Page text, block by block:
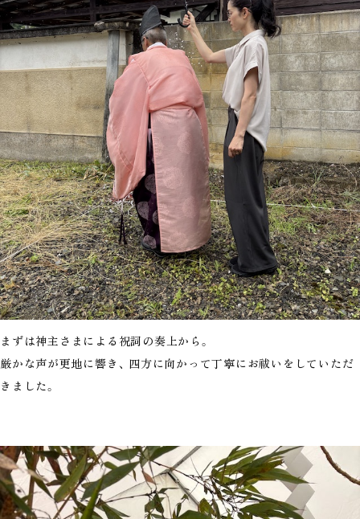
まずは神主さまによる祝詞の奏上から。
厳かな声が更地に響き、 四方に向かって丁寧にお祓いをしていただ
きました。